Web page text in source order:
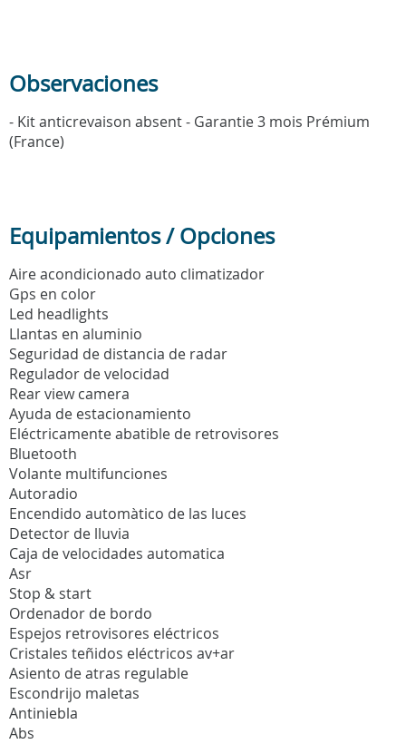
Observaciones
- Kit anticrevaison absent - Garantie 3 mois Prémium
(France)
Equipamientos / Opciones
Aire acondicionado auto climatizador
Gps en color
Led headlights
Llantas en aluminio
Seguridad de distancia de radar
Regulador de velocidad
Rear view camera
Ayuda de estacionamiento
Eléctricamente abatible de retrovisores
Bluetooth
Volante multifunciones
Autoradio
Encendido automàtico de las luces
Detector de lluvia
Caja de velocidades automatica
Asr
Stop & start
Ordenador de bordo
Espejos retrovisores eléctricos
Cristales teñidos eléctricos av+ar
Asiento de atras regulable
Escondrijo maletas
Antiniebla
Abs